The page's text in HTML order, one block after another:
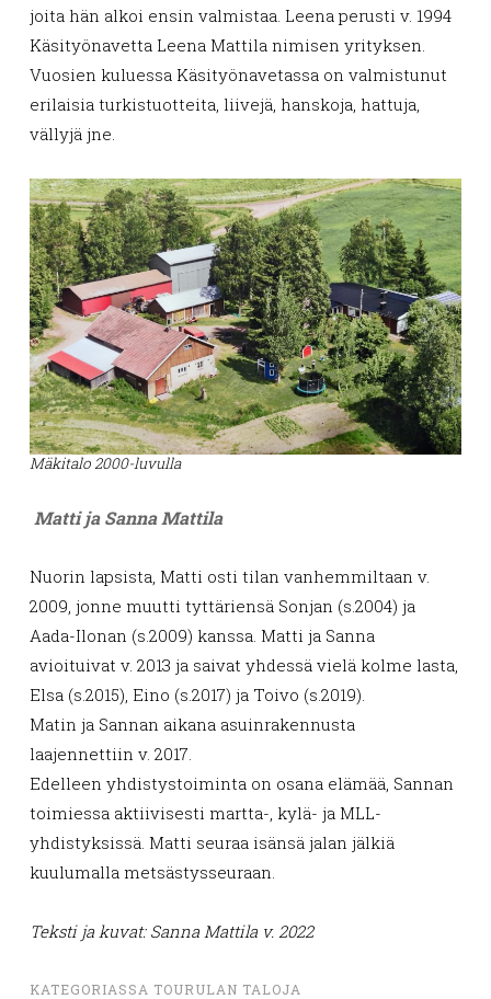
joita hän alkoi ensin valmistaa. Leena perusti v. 1994
Käsityönavetta Leena Mattila nimisen yrityksen.
Vuosien kuluessa Käsityönavetassa on valmistunut
erilaisia turkistuotteita, liivejä, hanskoja, hattuja,
vällyjä jne.
Mäkitalo 2000-luvulla
Matti ja Sanna Mattila
Nuorin lapsista, Matti osti tilan vanhemmiltaan v.
2009, jonne muutti tyttäriensä Sonjan (s.2004) ja
Aada-Ilonan (s.2009) kanssa. Matti ja Sanna
avioituivat v. 2013 ja saivat yhdessä vielä kolme lasta,
Elsa (s.2015), Eino (s.2017) ja Toivo (s.2019).
Matin ja Sannan aikana asuinrakennusta
laajennettiin v. 2017.
Edelleen yhdistystoiminta on osana elämää, Sannan
toimiessa aktiivisesti martta-, kylä- ja MLL-
yhdistyksissä. Matti seuraa isänsä jalan jälkiä
kuulumalla metsästysseuraan.
Teksti ja kuvat: Sanna Mattila v. 2022
KATEGORIASSA TOURULAN TALOJA